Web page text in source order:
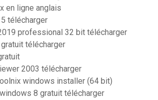
en ligne anglais
télécharger
professional 32 bit télécharger
télécharger
2003 télécharger
windows installer (64 bit)
8 gratuit télécharger